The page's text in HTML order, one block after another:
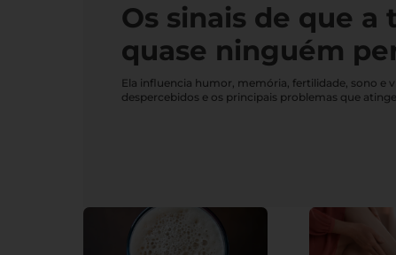
Os sinais de que a
quase ninguém
Ela influencia humor, memória, fertilidade, sono e
despercebidos e os principais problemas que